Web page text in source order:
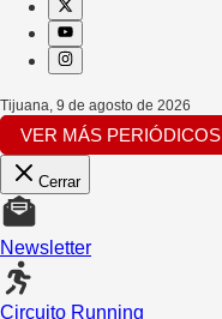
Tijuana 9 de agosto de 2026
VER MÁS PERIÓDICOS
Cerrar
Newsletter
Circuito Running